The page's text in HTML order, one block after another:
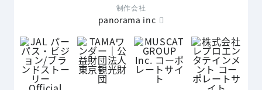
制作会社
panorama inc